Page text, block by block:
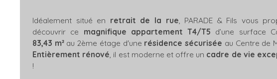
Idéalement situé en retrait de la rue, PARADE & Fils vous
découvrir ce magnifique appartement T4/T5 d’une surface
83,43 m²au 2ème étage d'une résidence sécurisée au Centre de
Entièrement rénové, il est moderne et offre un cadre de vie
!